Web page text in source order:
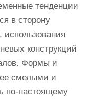
тенденции
в сторону
конструкций
Формы и
смелыми и
по-настоящему